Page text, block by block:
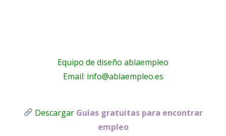
Equipo de diseño ablaempleo
Email: info@ablaempleo.es
Descargar Guías gratuitas para encontrar
empleo